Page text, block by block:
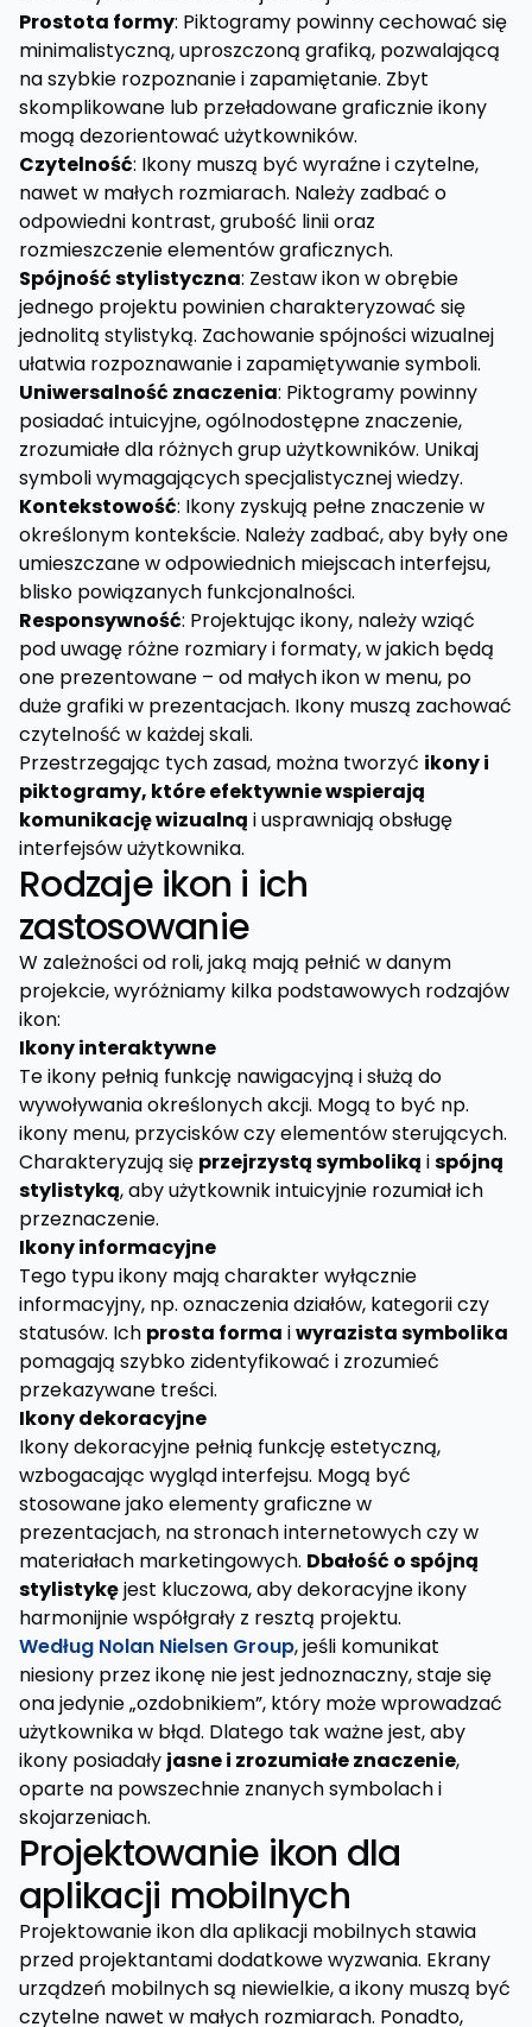
Prostota formy: Piktogramy powinny cechować się
minimalistyczną, uproszczoną grafiką, pozwalającą
na szybkie rozpoznanie i zapamiętanie. Zbyt
skomplikowane lub przeładowane graficznie ikony
mogą dezorientować użytkowników.
Czytelność: Ikony muszą być wyraźne i czytelne,
nawet w małych rozmiarach. Należy zadbać o
odpowiedni kontrast, grubość linii oraz
rozmieszczenie elementów graficznych.
Spójność stylistyczna: Zestaw ikon w obrębie
jednego projektu powinien charakteryzować się
jednolitą stylistyką. Zachowanie spójności wizualnej
ułatwia rozpoznawanie i zapamiętywanie symboli.
Uniwersalność znaczenia: Piktogramy powinny
posiadać intuicyjne, ogólnodostępne znaczenie,
zrozumiałe dla różnych grup użytkowników. Unikaj
symboli wymagających specjalistycznej wiedzy.
Kontekstowość: Ikony zyskują pełne znaczenie w
określonym kontekście. Należy zadbać, aby były one
umieszczane w odpowiednich miejscach interfejsu,
blisko powiązanych funkcjonalności.
Responsywność: Projektując ikony, należy wziąć
pod uwagę różne rozmiary i formaty, w jakich będą
one prezentowane – od małych ikon w menu, po
duże grafiki w prezentacjach. Ikony muszą zachować
czytelność w każdej skali.
Przestrzegając tych zasad, można tworzyć ikony i
piktogramy, które efektywnie wspierają
komunikację wizualną i usprawniają obsługę
interfejsów użytkownika.
Rodzaje ikon i ich
zastosowanie
W zależności od roli, jaką mają pełnić w danym
projekcie, wyróżniamy kilka podstawowych rodzajów
ikon:
Ikony interaktywne
Te ikony pełnią funkcję nawigacyjną i służą do
wywoływania określonych akcji. Mogą to być np.
ikony menu, przycisków czy elementów sterujących.
Charakteryzują się przejrzystą symboliką ispójną
stylistyką, aby użytkownik intuicyjnie rozumiał ich
przeznaczenie.
Ikony informacyjne
Tego typu ikony mają charakter wyłącznie
informacyjny, np. oznaczenia działów, kategorii czy
statusów. Ich prosta forma iwyrazista symbolika
pomagają szybko zidentyfikować i zrozumieć
przekazywane treści.
Ikony dekoracyjne
Ikony dekoracyjne pełnią funkcję estetyczną,
wzbogacając wygląd interfejsu. Mogą być
stosowane jako elementy graficzne w
prezentacjach, na stronach internetowych czy w
materiałach marketingowych. Dbałość o spójną
stylistykęjest kluczowa, aby dekoracyjne ikony
harmonijnie współgrały z resztą projektu.
Według Nolan Nielsen Group, jeśli komunikat
niesiony przez ikonę nie jest jednoznaczny, staje się
ona jedynie „ozdobnikiem”, który może wprowadzać
użytkownika w błąd. Dlatego tak ważne jest, aby
ikony posiadały jasne i zrozumiałe znaczenie,
oparte na powszechnie znanych symbolach i
skojarzeniach.
Projektowanie ikon dla
aplikacji mobilnych
Projektowanie ikon dla aplikacji mobilnych stawia
przed projektantami dodatkowe wyzwania. Ekrany
urządzeń mobilnych są niewielkie, a ikony muszą być
czytelne nawet w małych rozmiarach. Ponadto,